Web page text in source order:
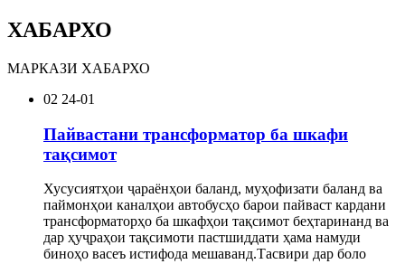
ХАБАРХО
МАРКАЗИ ХАБАРХО
02 24-01
Пайвастани трансформатор ба шкафи
тақсимот
Хусусиятҳои ҷараёнҳои баланд, муҳофизати баланд ва
паймонҳои каналҳои автобусҳо барои пайваст кардани
трансформаторҳо ба шкафҳои тақсимот беҳтаринанд ва
дар ҳуҷраҳои тақсимоти пастшиддати ҳама намуди
биноҳо васеъ истифода мешаванд.Тасвири дар боло